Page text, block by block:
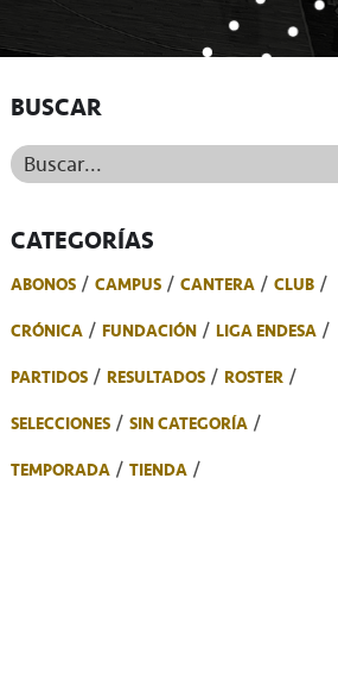
BUSCAR
Buscar...
CATEGORÍAS
ABONOS CAMPUS CANTERA
CLUB
CRÓNICA
FUNDACIÓN
LIGA ENDESA
PARTIDOS
RESULTADOS
ROSTER
SELECCIONES
SIN CATEGORÍA
TEMPORADA
TIENDA